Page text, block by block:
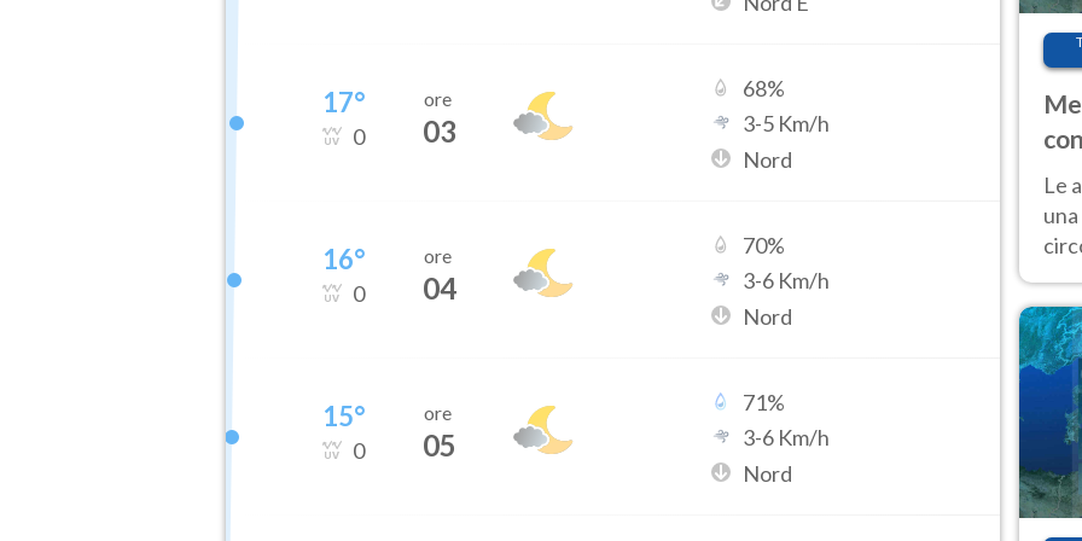
17°
0
ore
03
68%
3-5 Km/h
Nord
16°
0
ore
04
70%
3-6 Km/h
Nord
15°
0
ore
05
71%
3-6 Km/h
Nord
Le